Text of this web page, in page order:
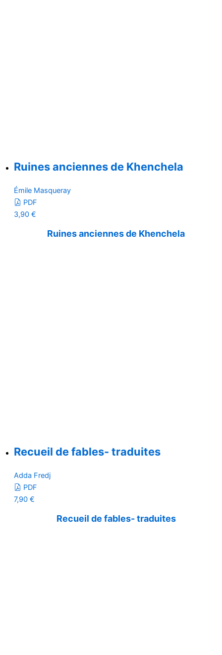
Ruines anciennes de Khenchela
Émile Masqueray
PDF
3,90 €
Ruines anciennes de Khenchela
Recueil de fables- traduites
Adda Fredj
PDF
7,90 €
Recueil de fables- traduites